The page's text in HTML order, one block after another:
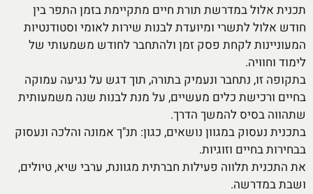
תכנית אלול במדרשת תורת חיים מתקיימת בזמן התפר בין
חודש אלול לתשרי ומיועדת לבנות שירות לאומי וסטודנטיות
המעוניינות לקחת פסק זמן ולהתחבר לחודש משמעותי של
לימוד וחוויה.
בתקופה זו, נתחבר ונעמיק בתורה, תוך דגש על נגיעה עמוקה
בחיים ורכישת כלים מעשיים, על מנת לבנות שנה משמעותית
שתהווה בסיס להמשך הדרך.
בתכנית נעסוק במגוון נושאים, כגון: תנ"ך אמונה והלכה ונעסוק
בבחירות בחיים וזוגיות.
את התכנית תלווה פעילות חברתית מגוונת, ערבי שיא, טיולים,
ושבת במדרשה.